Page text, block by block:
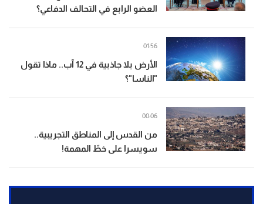
العضو الرابع في التحالف الدفاعي؟
الأرض بلا جاذبية في 12 آب.. ماذا تقول
"الناسا"؟
01:56
من القدس إلى المناطق التجريبية..
سويسرا على خطّ المهمة!
00:06